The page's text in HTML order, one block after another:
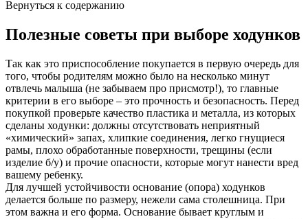
Вернуться к содержанию
Полезные советы при выборе ходунков
Так как это приспособление покупается в первую очередь для
того, чтобы родителям можно было на несколько минут
отвлечь малыша (не забываем про присмотр!), то главные
критерии в его выборе – это прочность и безопасность. Перед
покупкой проверьте качество пластика и металла, из которых
сделаны ходунки: должны отсутствовать неприятный
«химический» запах, хлипкие соединения, легко гнущиеся
рамы, плохо обработанные поверхности, трещины (если
изделие б/у) и прочие опасности, которые могут нанести вред
вашему ребенку.
Для лучшей устойчивости основание (опора) ходунков
делается больше по размеру, нежели сама столешница. При
этом важна и его форма. Основание бывает круглым и